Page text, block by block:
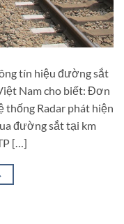
tín hiệu đường sắt
Nam cho biết: Đơn
thống Radar phát hiện
đường sắt tại km
[…]